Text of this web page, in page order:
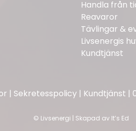
Handla från
Reavaror
Tävlingar &
Livsenergis
Kundtjänst
| Sekretesspolicy| Kundtjänst |
© Livsenergi | Skapad av It’s Ed